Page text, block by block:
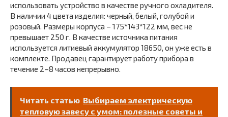
использовать устройство в качестве ручного охладителя.
В наличии 4 цвета изделия: черный, белый, голубой и
розовый. Размеры корпуса – 175*143*122 мм, вес не
превышает 250 г. В качестве источника питания
используется литиевый аккумулятор 18650, он уже есть в
комплекте. Продавец гарантирует работу прибора в
течение 2–8 часов непрерывно.
Читать статью Выбираем электрическую
тепловую завесу с умом: полезные советы и